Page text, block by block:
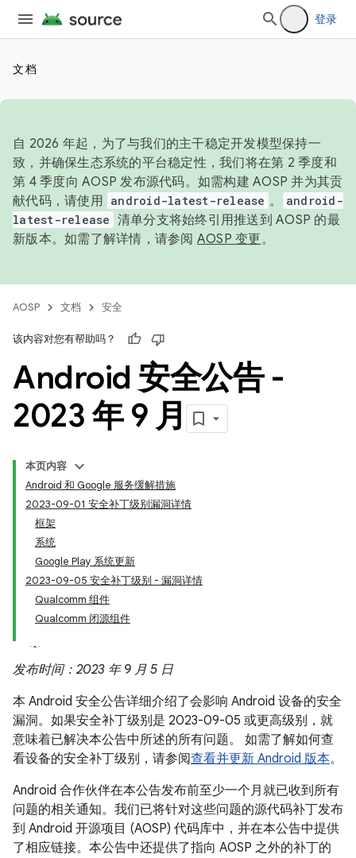
登录
文档
自 2026 年起，为了与我们的主干稳定开发模型保持一
致，并确保生态系统的平台稳定性，我们将在第 2 季度和
第 4 季度向 AOSP 发布源代码。如需构建 AOSP 并为其贡
献代码，请使用 android-latest-release 。
android-
latest-release 清单分支将始终引用推送到 AOSP 的最
新版本。如需了解详情，请参阅 AOSP 变更。
AOSP 文档 安全
该内容对您有帮助吗？
Android 安全公告 -
2023 年 9 月
本页内容
Android 和 Google 服务缓解措施
2023-09-01 安全补丁级别漏洞详情
框架
系统
Google Play 系统更新
2023-09-05 安全补丁级别 - 漏洞详情
Qualcomm 组件
Qualcomm 闭源组件
发布时间：2023 年 9 月 5 日
本 Android 安全公告详细介绍了会影响 Android 设备的安全
漏洞。如果安全补丁级别是 2023-09-05 或更高级别，就
意味着已解决本公告中所述的所有问题。 如需了解如何查
看设备的安全补丁级别，请参阅查看并更新 Android 版本。
Android 合作伙伴在本公告发布前至少一个月就已收到所有
问题的相关通知。我们已将针对这些问题的源代码补丁发布
到 Android 开源项目 (AOSP) 代码库中，并在本公告中提供
了相应链接。本公告中还提供了指向 AOSP 之外的补丁的